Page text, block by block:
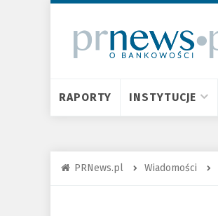
RAPORTY INSTYTUCJE
PRNews.pl Wiadomości